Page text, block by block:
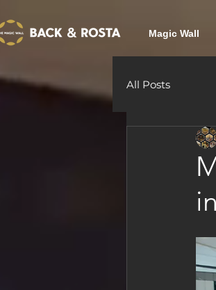
Magic Wall
All Posts